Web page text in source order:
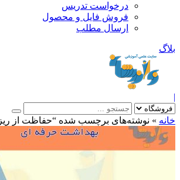
درخواست تدریس
فروش فایل و محصول
ارسال مطلب
»نوشته‌های برچسب شده “حفاظت از ریزش”